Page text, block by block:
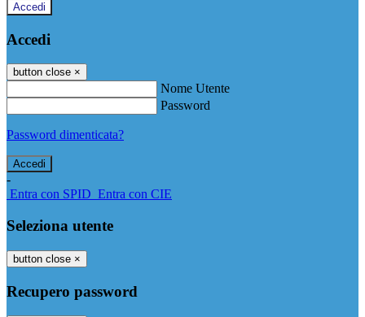
Accedi
Accedi
button close ×
Nome Utente
Password
Password dimenticata?
-
Entra con SPID Entra con CIE
Seleziona utente
button close ×
Recupero password